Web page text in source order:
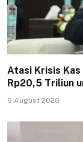
Atasi Krisis Kas
Rp20,5 Triliun
6 August 2026